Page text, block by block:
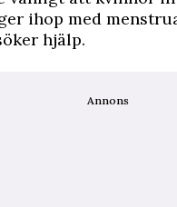
ihop med
hjälp.
Annons